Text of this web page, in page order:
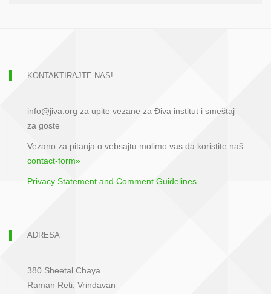
KONTAKTIRAJTE NAS!
info@jiva.org za upite vezane za Điva institut i smeštaj
za goste
Vezano za pitanja o vebsajtu molimo vas da koristite naš
contact-form»
Privacy Statement and Comment Guidelines
ADRESA
380 Sheetal Chaya
Raman Reti, Vrindavan